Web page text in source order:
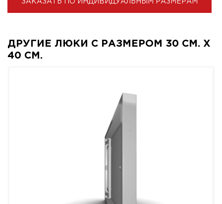
ЗАКАЗАТЬ ПО ИНДИВИДУАЛЬНЫМ РАЗМЕРАМ
ДРУГИЕ ЛЮКИ С РАЗМЕРОМ 30 СМ. X
40 СМ.